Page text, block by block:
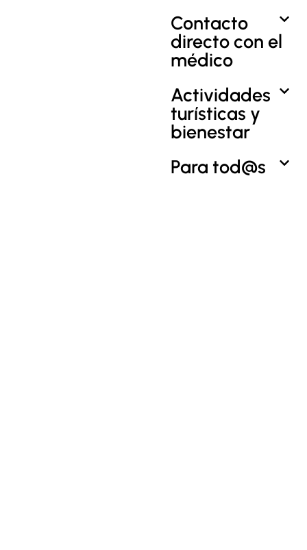
Contacto
directo con el
médico
Actividades
turísticas y
bienestar
Para tod@s